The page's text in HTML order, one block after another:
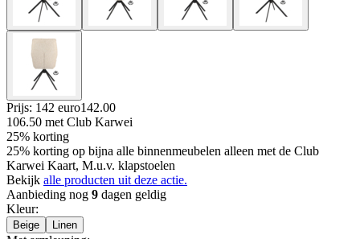
Prijs: 142 euro142.00
106.50 met Club Karwei
25% korting
25% korting op bijna alle binnenmeubelen alleen met de Club
Karwei Kaart, M.u.v. klapstoelen
Bekijk alle producten uit deze actie.
Aanbieding nog 9 dagen geldig
Kleur:
Beige Linen